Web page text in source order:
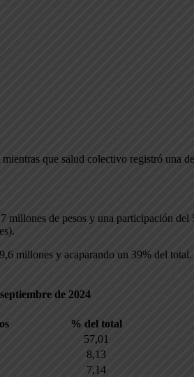
que salud colectivo registró una
de pesos y una participación
millones y acaparando un 39% del
de 2024
% del total
57,01
8,13
7,14